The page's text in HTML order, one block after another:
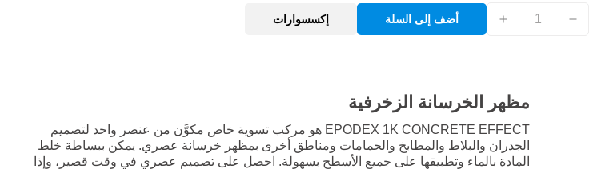
أضف إلى السلة إكسسوارات
مظهر الخرسانة الزخرفية
EPODEX 1K CONCRETE EFFECT هو مركب تسوية خاص مكوَّن من عنصر واحد لتصميم
الجدران والبلاط والمطابخ والحمامات ومناطق أخرى بمظهر خرسانة عصري. يمكن ببساطة خلط
المادة بالماء وتطبيقها على جميع الأسطح بسهولة. احصل على تصميم عصري في وقت قصير، وإذا